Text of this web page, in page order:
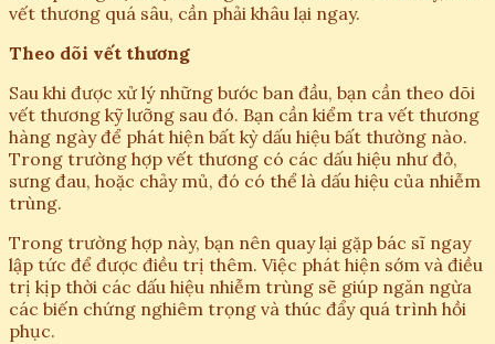
vết thương quá sâu, cần phải khâu lại ngay.
Theo dõi vết thương
Sau khi được xử lý những bước ban đầu, bạn cần theo dõi
vết thương kỹ lưỡng sau đó. Bạn cần kiểm tra vết thương
hàng ngày để phát hiện bất kỳ dấu hiệu bất thường nào.
Trong trường hợp vết thương có các dấu hiệu như đỏ,
sưng đau, hoặc chảy mủ, đó có thể là dấu hiệu của nhiễm
trùng.
Trong trường hợp này, bạn nên quay lại gặp bác sĩ ngay
lập tức để được điều trị thêm. Việc phát hiện sớm và điều
trị kịp thời các dấu hiệu nhiễm trùng sẽ giúp ngăn ngừa
các biến chứng nghiêm trọng và thúc đẩy quá trình hồi
phục.